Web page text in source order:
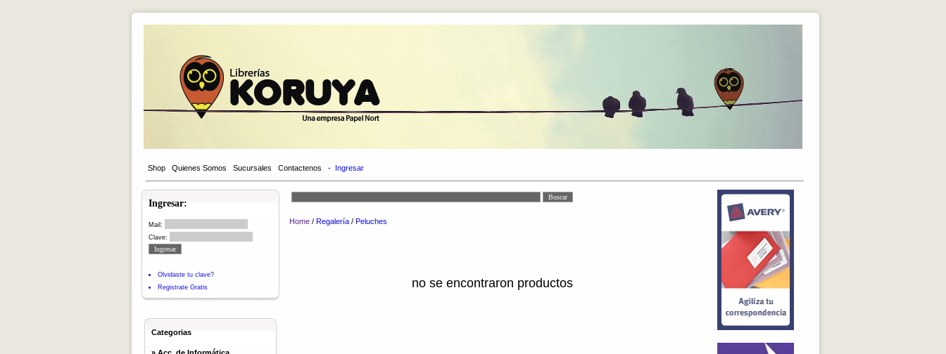
Shop Quienes Somos Sucursales Contactenos - Ingresar
Ingresar:
Mail:
Clave:
Olvidaste tu clave?
Registrate Gratis
Categorias
Home / Regalería / Peluches
no se encontraron productos